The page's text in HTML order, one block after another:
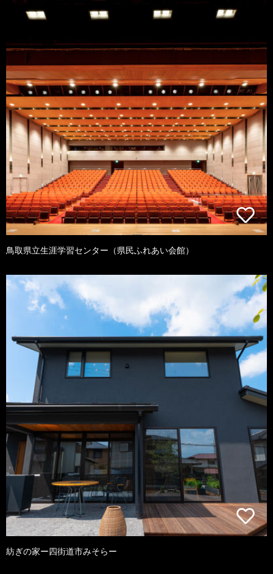
鳥取県立生涯学習センター（県民ふれあい会館）
紡ぎの家ー四街道市みそらー